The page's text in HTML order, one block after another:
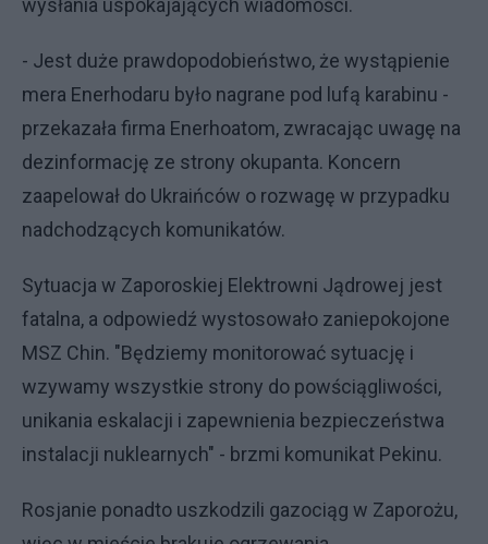
- Jest duże prawdopodobieństwo, że wystąpienie
mera Enerhodaru było nagrane pod lufą karabinu -
przekazała firma Enerhoatom, zwracając uwagę na
dezinformację ze strony okupanta. Koncern
zaapelował do Ukraińców o rozwagę w przypadku
nadchodzących komunikatów.
Sytuacja w Zaporoskiej Elektrowni Jądrowej jest
fatalna, a odpowiedź wystosowało zaniepokojone
MSZ Chin. "Będziemy monitorować sytuację i
wzywamy wszystkie strony do powściągliwości,
unikania eskalacji i zapewnienia bezpieczeństwa
instalacji nuklearnych" - brzmi komunikat Pekinu.
Rosjanie ponadto uszkodzili gazociąg w Zaporożu,